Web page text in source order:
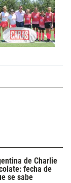
de Charlie
fecha de
se sabe